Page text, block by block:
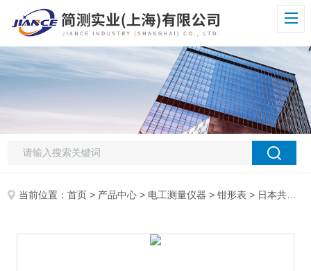
当前位置：首页 > 产品中心 > 电工测量仪器 >钳形表 > 日本共立2003A钳形表